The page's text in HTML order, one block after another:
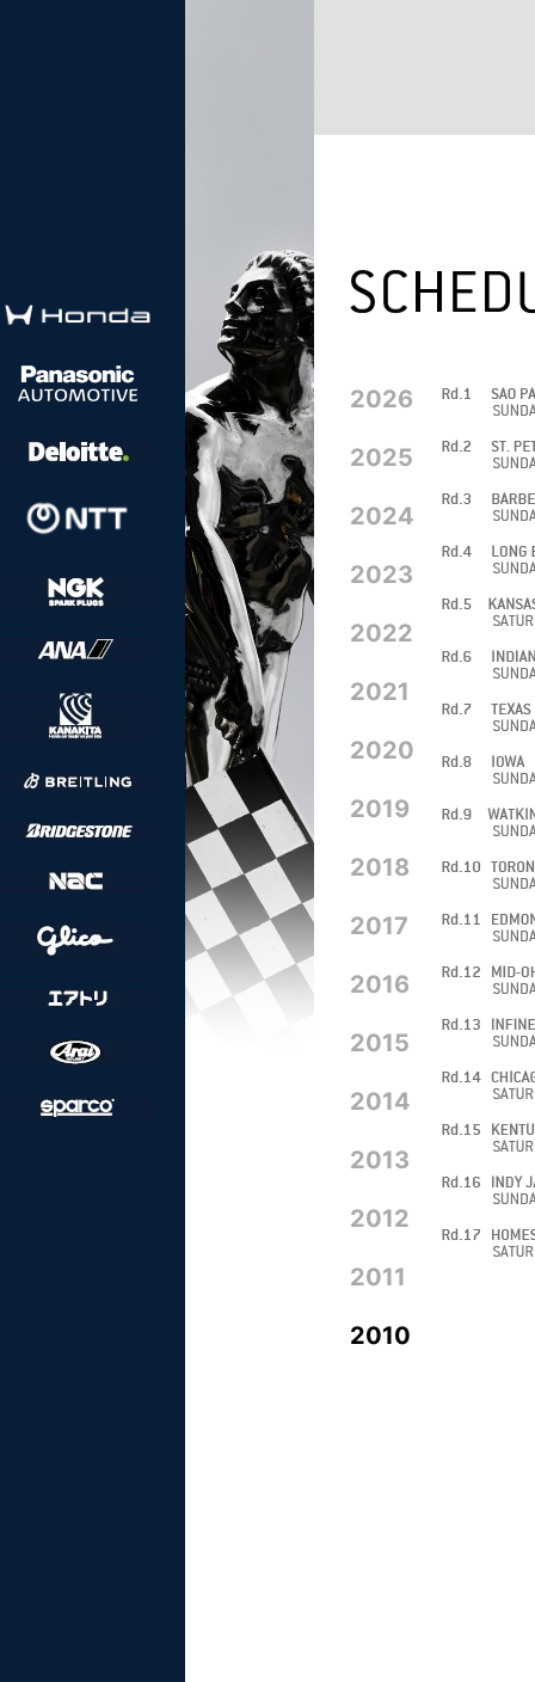
2026
2025
2024
2023
2022
2021
2020
2019
2018
2017
2016
2015
2014
2013
2012
2011
2010